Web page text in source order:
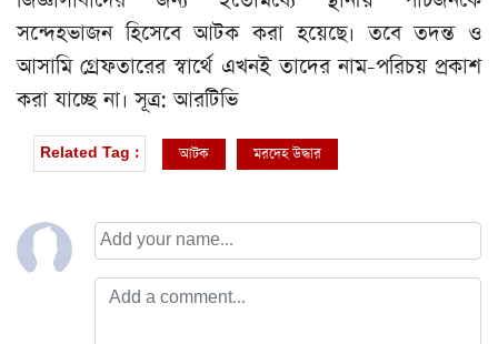
সন্দেহভাজন হিসেবে আটক করা হয়েছে। তবে তদন্ত ও
আসামি গ্রেফতারের স্বার্থে এখনই তাদের নাম-পরিচয় প্রকাশ
করা যাচ্ছে না। সূত্র: আরটিভি
Related Tag : আটক মরদেহ উদ্ধার